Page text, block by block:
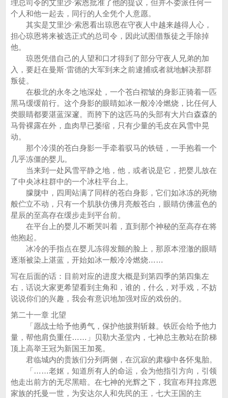
理总司令的艾里沙·索恩批准了他的提议，但并不委派任何一
个人和他一起去，同行的人全凭个人意愿。
其实是艾里沙·索恩看出琼恩在守夜人中越来越得人心，
担心琼恩将来被选正式的总司令，因此试图借叛徒之手除掉
他。
琼恩凭借自己的人望和口才得到了部分守夜人兄弟的加
入，要赶在曼斯·雷德的大军到来之前逮捕或者就地解决那群
叛徒。
在极北的永冬之地深处，一个苍白褶皱的身影正骑着一匹
黑马缓缓前行。这个身影的眼睛如冰一般冷冷燃烧，比任何人
类眼睛都要湛蓝深邃。而胯下的这匹马的头部有大片白森森的
马骨裸露在外，血肉早已萎缩，只有少量的毛皮在风雪中晃
动。
那个冷漠的苍白身影一手牵着驭马的铁链，一手抱着一个
几乎冻僵的婴儿。
当来到一处风雪平静之地，他，或者说是它，把婴儿放在
了中央冰柱群中的一个冰柱平台上。
朦胧中，四周站满了同样的苍白身影，它们如冰冻的死物
般伫立不动，只有一个肌肤仿佛月亮般苍白，眼睛仿佛蓝色的
星辰的至高存在缓步走到平台前。
在平台上的婴儿不断哭叫着，直到那个神秘的至高存在将
他抱起。
冰冷的手指点在婴儿冻得发颤的脸上，那原本澄澈的眼睛
逐渐被染上湛蓝，开始如冰一般冷冷燃烧……
写在后面的话：目前对应的进度大概是到第四季的第四集左
右，话说大家更希望看到主角和，谁的，什么，对手戏，不妨
说说你们的兴趣，我会有意识地加强对应的戏份的。
第二十一章 北望
「愿战士给予他勇气，保护他披荆斩棘。铁匠会给予他力
量，帮他肩负重任……」贝勒大圣堂内，七神总主教站在阶梯
顶上高举王冠为新国王加冕。
君临城内的贵族们分列两侧，在沉寂的肃穆中各怀鬼胎。
「……老妪，知道所有人的命运，会为他指引方向，引领
他走出前方的无尽黑暗。在七神的光辉之下，我宣布拜拉席恩
家族的托曼一世，为安达尔人和先民的王，七大王国的主